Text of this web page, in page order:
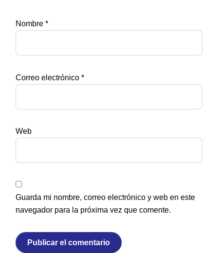
Nombre *
Correo electrónico *
Web
Guarda mi nombre, correo electrónico y web en este
navegador para la próxima vez que comente.